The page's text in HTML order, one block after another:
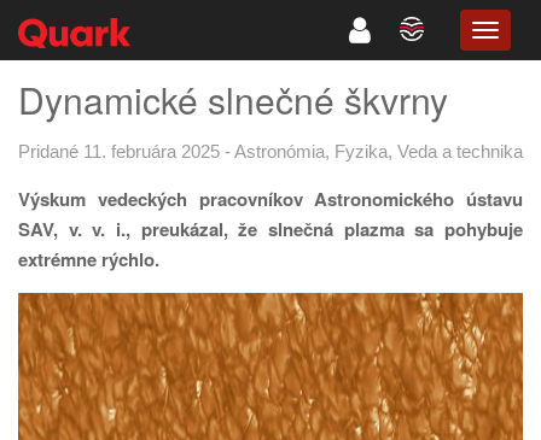
Dynamické slnečné škvrny
Pridané 11. februára 2025 -Astronómia, Fyzika, Veda a technika
Výskum vedeckých pracovníkov Astronomického ústavu
SAV, v. v. i., preukázal, že slnečná plazma sa pohybuje
extrémne rýchlo.